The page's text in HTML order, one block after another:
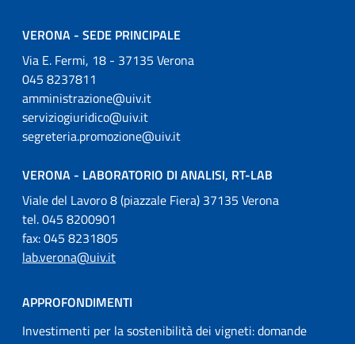
VERONA - SEDE PRINCIPALE
Via E. Fermi, 18 - 37135 Verona
045 8237811
amministrazione@uiv.it
serviziogiuridico@uiv.it
segreteria.promozione@uiv.it
VERONA - LABORATORIO DI ANALISI, RT-LAB
Viale del Lavoro 8 (piazzale Fiera) 37135 Verona
tel. 045 8200901
fax: 045 8231805
lab.verona@uiv.it
APPROFONDIMENTI
Investimenti per la sostenibilità dei vigneti: domande